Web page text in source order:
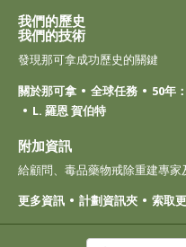
我們的歷史
我們的技術
發現那可拿成功歷史的關鍵
關於那可拿
全球任務 50年
L. 羅恩 賀伯特
附加資訊
給顧問、毒品藥物戒除重建專家
更多資訊
計劃資訊夾 索取